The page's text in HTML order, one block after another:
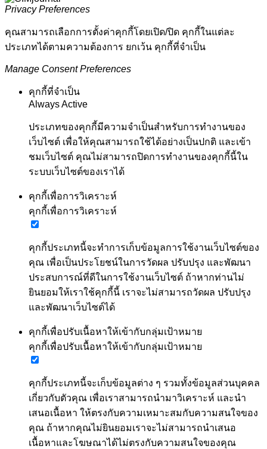
Privacy Preferences
คุณสามารถเลือกการตั้งค่าคุกกี้โดยเปิด/ปิด คุกกี้ในแต่ละ
ประเภทได้ตามความต้องการ ยกเว้น คุกกี้ที่จำเป็น
Manage Consent Preferences
คุกกี้ที่จำเป็น
Always Active
ประเภทของคุกกี้มีความจำเป็นสำหรับการทำงานของ
เว็บไซต์ เพื่อให้คุณสามารถใช้ได้อย่างเป็นปกติ และเข้า
ชมเว็บไซต์ คุณไม่สามารถปิดการทำงานของคุกกี้นี้ใน
ระบบเว็บไซต์ของเราได้
คุกกี้เพื่อการวิเคราะห์
คุกกี้เพื่อการวิเคราะห์
คุกกี้ประเภทนี้จะทำการเก็บข้อมูลการใช้งานเว็บไซต์ของ
คุณ เพื่อเป็นประโยชน์ในการวัดผล ปรับปรุง และพัฒนา
ประสบการณ์ที่ดีในการใช้งานเว็บไซต์ ถ้าหากท่านไม่
ยินยอมให้เราใช้คุกกี้นี้ เราจะไม่สามารถวัดผล ปรับปรุง
และพัฒนาเว็บไซต์ได้
คุกกี้เพื่อปรับเนื้อหาให้เข้ากับกลุ่มเป้าหมาย
คุกกี้เพื่อปรับเนื้อหาให้เข้ากับกลุ่มเป้าหมาย
คุกกี้ประเภทนี้จะเก็บข้อมูลต่าง ๆ รวมทั้งข้อมูลส่วนบุคคล
เกี่ยวกับตัวคุณ เพื่อเราสามารถนำมาวิเคราะห์ และนำ
เสนอเนื้อหา ให้ตรงกับความเหมาะสมกับความสนใจของ
คุณ ถ้าหากคุณไม่ยินยอมเราจะไม่สามารถนำเสนอ
เนื้อหาและโฆษณาได้ไม่ตรงกับความสนใจของคุณ